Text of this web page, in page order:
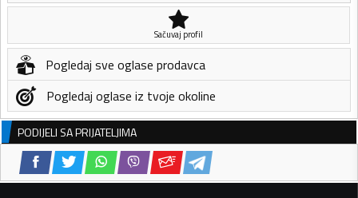
Sačuvaj profil
Pogledaj sve oglase prodavca
Pogledaj oglase iz tvoje okoline
PODIJELI SA PRIJATELJIMA